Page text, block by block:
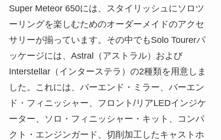
Super Meteor 650には、スタイリッシュにソロツ
ーリングを楽しむためのオーダーメイドのアクセ
サリーが揃っています。その中でもSolo Tourerパ
ッケージには、Astral（アストラル）および
Interstellar（インターステラ）の2種類を用意しま
した。これには、バーエンド・ミラー、バーエン
ド・フィニッシャー、フロント/リアLEDインジケ
ーター、ソロ・フィニッシャー・キット、コンパ
クト・エンジンガード、切削加工したキャストホ